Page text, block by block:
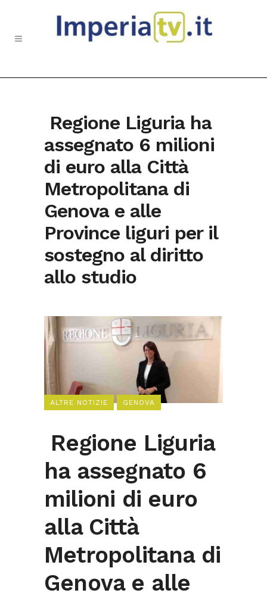
Regione Liguria ha
assegnato 6 milioni
di euro alla Città
Metropolitana di
Genova e alle
Province liguri per il
sostegno al diritto
allo studio
ALTRE NOTIZIE GENOVA
Regione Liguria
ha assegnato 6
milioni di euro
alla Città
Metropolitana di
Genova e alle